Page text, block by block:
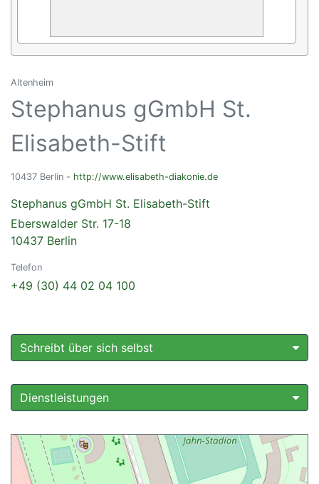
Altenheim
Stephanus gGmbH St.
Elisabeth-Stift
10437 Berlin - http://www.elisabeth-diakonie.de
Stephanus gGmbH St. Elisabeth-Stift
Eberswalder Str. 17-18
10437 Berlin
Telefon
+49 (30) 44 02 04 100
Schreibt über sich selbst
Dienstleistungen